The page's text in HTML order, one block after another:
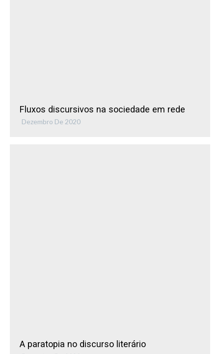
Fluxos discursivos na sociedade em rede
Dezembro De 2020
A paratopia no discurso literário